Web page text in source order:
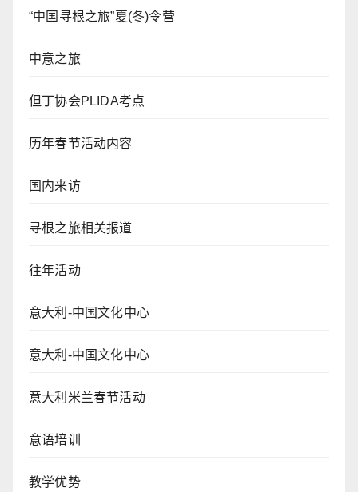
“中国寻根之旅”夏(冬)令营
中意之旅
但丁协会PLIDA考点
历年春节活动内容
国内来访
寻根之旅相关报道
往年活动
意大利-中国文化中心
意大利-中国文化中心
意大利米兰春节活动
意语培训
教学优势